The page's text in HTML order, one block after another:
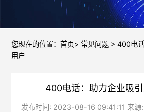
您现在的位置： 首页> 常见问题> 400电话
用户
400电话：助力企业吸
发布时间: 2023-08-16 09:41:11 来源: